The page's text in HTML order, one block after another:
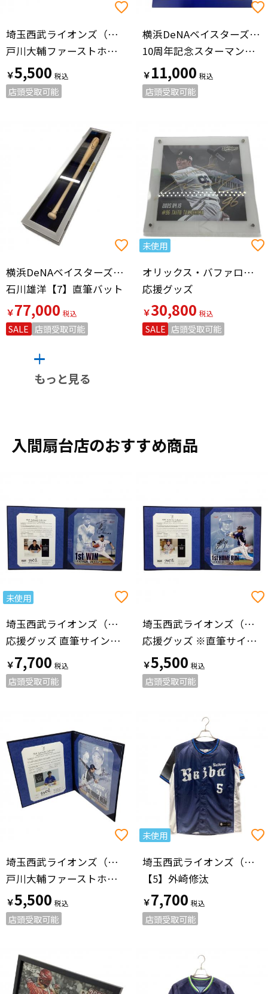
埼玉西武ライオンズ（サイタマセイブライオンズ）
戸川大輔ファーストホームランフォト 応援グッズ 直筆サイン（保証有） @ ネイビー
￥5,500
店頭受取可能
横浜DeNAベイスターズ（ヨコハマディーエヌエーベイスターズ）
10周年記念スターマン直筆サイン入り手形 応援グッズ
￥11,000
店頭受取可能
横浜DeNAベイスターズ（ヨコハマディーエヌエーベイスターズ）
石川雄洋【7】直筆バット
￥77,000
SALE 店頭受取可能
未使用
オリックス・バファローズ
応援グッズ
￥30,800
SALE 店頭受取可能
もっと見る
入間扇台店のおすすめ商品
未使用
埼玉西武ライオンズ（サイタマセイブライオンズ）
応援グッズ 直筆サイン付（保証有） @ ネイビー
￥7,700
店頭受取可能
埼玉西武ライオンズ（サイタマセイブライオンズ）
応援グッズ ※直筆サイン付（保証有） @ ネイビー
￥5,500
店頭受取可能
埼玉西武ライオンズ（サイタマセイブライオンズ）
戸川大輔ファーストホームランフォト 応援グッズ 直筆サイン（保証有） @ ネイビー
￥5,500
店頭受取可能
未使用
埼玉西武ライオンズ（サイタマセイブライオンズ）
【5】外崎修汰
￥7,700
店頭受取可能